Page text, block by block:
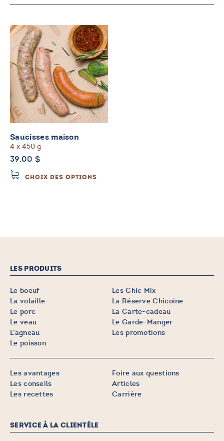
Saucisses maison
4 x 450 g
39.00 $
CHOIX DES OPTIONS
options
page
produit
LES PRODUITS
Le boeuf
La volaille
Le porc
Le veau
L’agneau
Le poisson
Les Chic Mix
La Réserve Chicoine
La Carte-cadeau
Le Garde-Manger
Les promotions
Les avantages
Les conseils
Les recettes
Foire aux questions
Articles
Carrière
SERVICE À LA CLIENTÈLE